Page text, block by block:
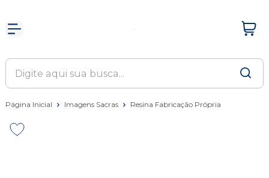
Página Inicial Imagens Sacras Resina Fabricação Própria